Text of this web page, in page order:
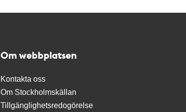
Om webbplatsen
Kontakta oss
Om Stockholmskällan
Tillgänglighetsredogörelse